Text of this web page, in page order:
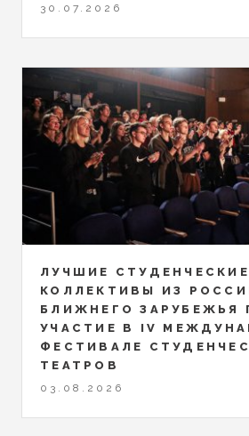
30.07.2026
ЛУЧШИЕ СТУДЕНЧЕСКИЕ
КОЛЛЕКТИВЫ ИЗ
БЛИЖНЕГО ЗАРУБЕЖЬЯ
УЧАСТИЕ В IV
ФЕСТИВАЛЕ
ТЕАТРОВ
03.08.2026